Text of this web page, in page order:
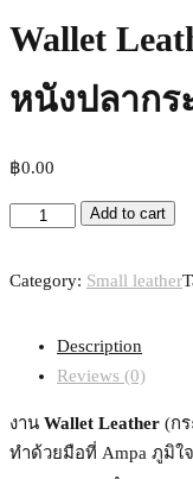
Wallet
หนังปลากร
฿0.00
Add to cart
Category: Small leather
Description
Reviews (0)
งาน Wallet Leather (ก
ทำด้วยมือที่ Ampa ภูมิใ